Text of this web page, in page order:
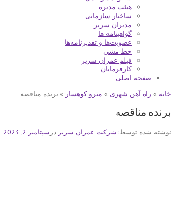
هيئت مديره
ساختار سازمانی
مدیران سریر
گواهینامه ها
عضویت‌ها و تقدیرنامه‌ها
خط مشی
فیلم عمران سریر
کارفرمایان
صفحه اصلی
خانه » راه آهن شهری » مترو کوهسار » برنده مناقصه
برنده مناقصه
نوشته شده توسط: شرکت عمران سریر در سپتامبر 2, 2023